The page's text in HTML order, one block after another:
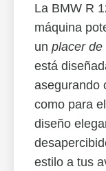
La BMW R
máquina
un placer de
está
asegurando
como para
diseño
estilo a tus